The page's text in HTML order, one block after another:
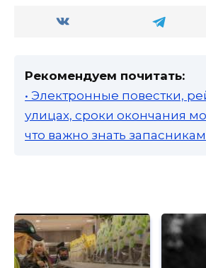
Рекомендуем почитать:
• Электронные повестки,
улицах, сроки окончания
что важно знать запасникам